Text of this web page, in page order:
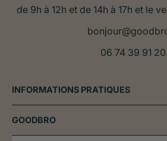
de 9h à 12h et de 14h à 17h et le
06 74 39 91 20
INFORMATIONS PRATIQUES
GOODBRO